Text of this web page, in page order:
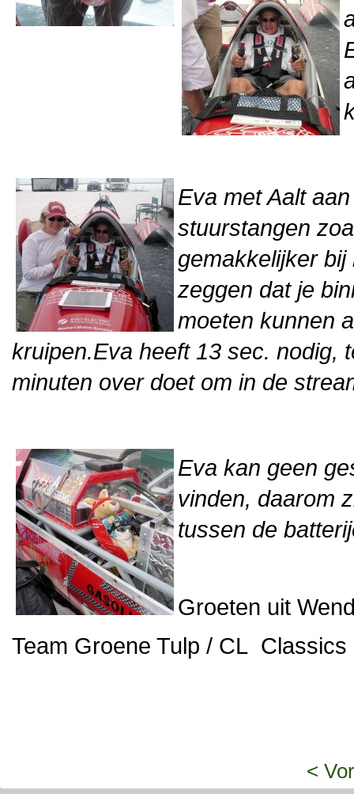
Eva met Aalt
stuurstangen
gemakkelijker
zeggen dat je
moeten kunnen
kruipen.Eva heeft 13 sec. nodig,
minuten over doet om in de
Eva kan geen
vinden, daarom
tussen de
Groeten uit
Team Groene Tulp / CL
<